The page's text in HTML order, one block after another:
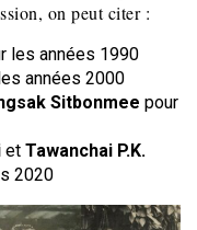
on peut citer :
les années 1990
années 2000
Sitbonmee pour
et Tawanchai P.K.
2020